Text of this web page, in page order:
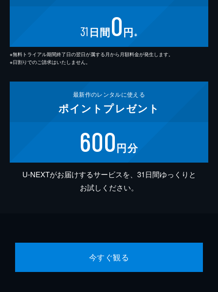
31 日間0円 ※
※無料トライアル期間終了日の翌日が属する月から月額料金が発生します。
※日割りでのご請求はいたしません。
最新作のレンタルに使える
ポイント プレゼント
600円分
U-NEXTがお届けするサービスを、31日間ゆっくりと
お試しください。
今すぐ観る